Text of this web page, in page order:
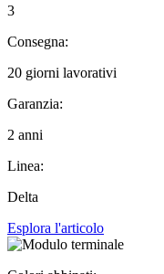
3
Consegna:
20 giorni lavorativi
Garanzia:
2 anni
Linea:
Delta
Esplora l'articolo